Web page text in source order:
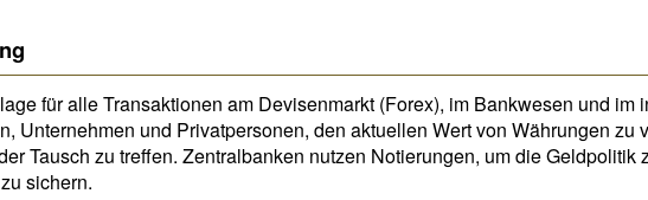
für alle Transaktionen am Devisenmarkt (Forex), im Bankwesen und im
Unternehmen und Privatpersonen, den aktuellen Wert von Währungen zu
Tausch zu treffen. Zentralbanken nutzen Notierungen, um die Geldpolitik
sichern.